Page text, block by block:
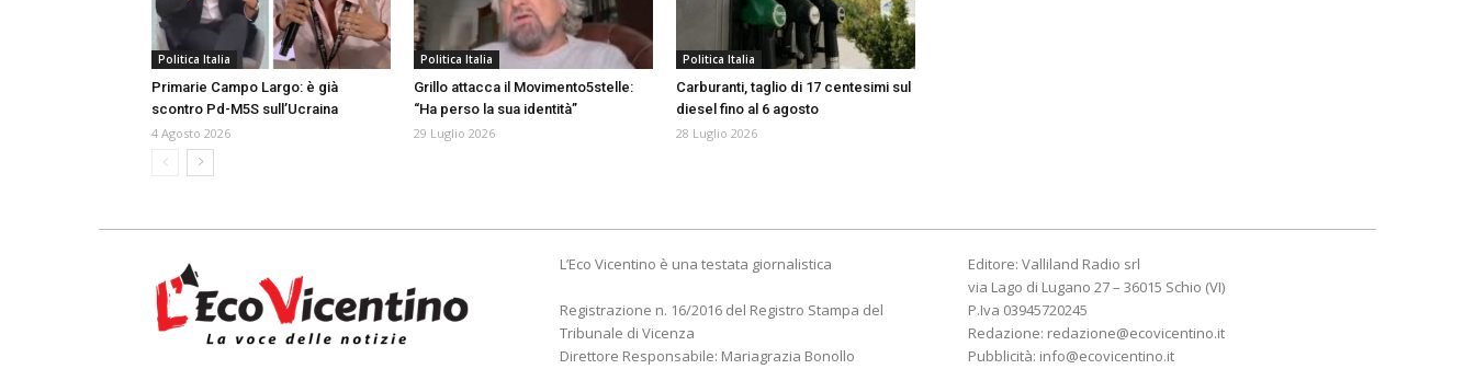
Politica Italia
Primarie Campo Largo: è già
scontro Pd-M5S sull’Ucraina
4 Agosto 2026
Politica Italia
Grillo attacca il Movimento5stelle:
“Ha perso la sua identità”
29 Luglio 2026
Politica Italia
Carburanti, taglio di 17 centesimi sul
diesel fino al 6 agosto
28 Luglio 2026
L’Eco Vicentino è una testata giornalistica
Registrazione n. 16/2016 del Registro Stampa del
Tribunale di Vicenza
Direttore Responsabile: Mariagrazia Bonollo
Editore: Valliland Radio srl
via Lago di Lugano 27 – 36015 Schio (VI)
P.Iva 03945720245
Redazione: redazione@ecovicentino.it
Pubblicità: info@ecovicentino.it